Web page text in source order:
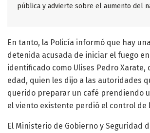
pública y advierte sobre el aumento del
En tanto, la Policía informó que hay
detenida acusada de iniciar el fuego en
identificado como Ulises Pedro Xarate,
edad, quien les dijo a las autoridades
querido preparar un café prendiendo
el viento existente perdió el control de
El Ministerio de Gobierno y Seguridad